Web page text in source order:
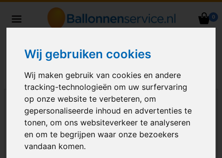
Wij gebruiken cookies
Wij maken gebruik van cookies en andere
tracking-technologieën om uw surfervaring
op onze website te verbeteren, om
gepersonaliseerde inhoud en advertenties te
tonen, om ons websiteverkeer te analyseren
en om te begrijpen waar onze bezoekers
vandaan komen.
0
Nederland